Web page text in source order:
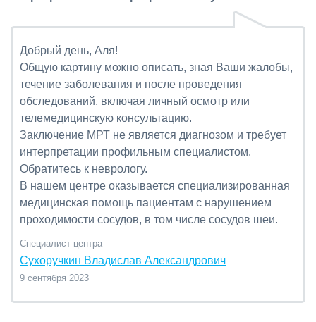
Добрый день, Аля!
Общую картину можно описать, зная Ваши жалобы,
течение заболевания и после проведения
обследований, включая личный осмотр или
телемедицинскую консультацию.
Заключение МРТ не является диагнозом и требует
интерпретации профильным специалистом.
Обратитесь к неврологу.
В нашем центре оказывается специализированная
медицинская помощь пациентам с нарушением
проходимости сосудов, в том числе сосудов шеи.
Специалист центра
Сухоручкин Владислав Александрович
9 сентября 2023